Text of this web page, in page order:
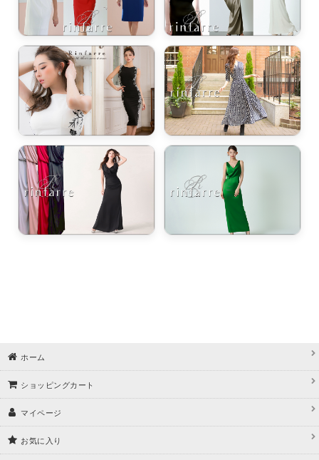
ホーム
ショッピングカート
マイページ
お気に入り